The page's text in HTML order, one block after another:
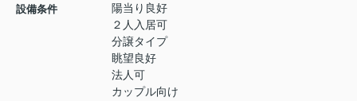
設備条件
陽当り良好
２人入居可
分譲タイプ
眺望良好
法人可
カップル向け